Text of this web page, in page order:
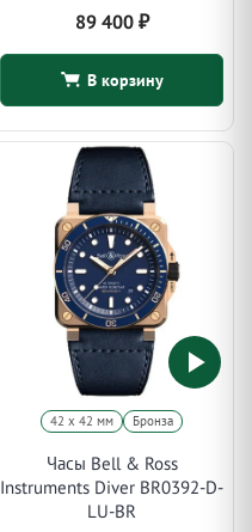
89 400 ₽
В корзину
42 х 42 мм Бронза
Часы Bell & Ross
Instruments Diver BR0392-D-
LU-BR